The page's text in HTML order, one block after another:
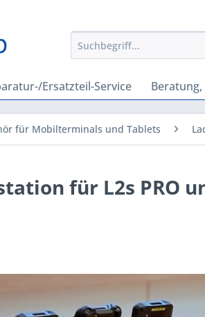
Ersatzteil-Service Beratung,
für Mobilterminals und Tablets
für L2s PRO